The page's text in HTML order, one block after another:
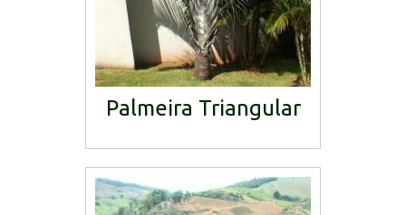
Palmeira Triangular